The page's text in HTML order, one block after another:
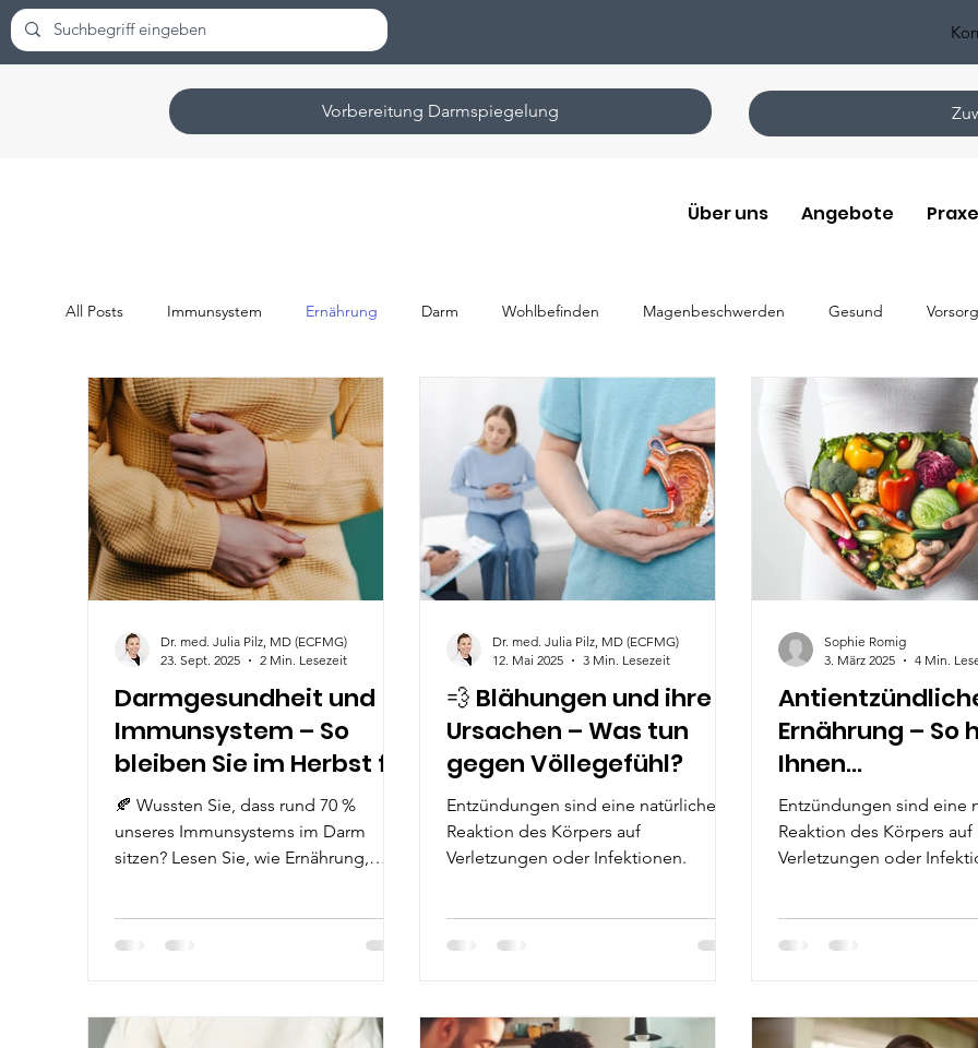
Über uns Angebote
Vorbereitung Darmspiegelung
All Posts Immunsystem Ernährung Darm Wohlbefinden Magenbeschwerden Gesund
Darmgesundheit und
Immunsystem – So
bleiben Sie im Herbst fit
🍂 Wussten Sie, dass rund 70 %
unseres Immunsystems im Darm
sitzen? Lesen Sie, wie Ernährung,
Dr. med. Julia Pilz, MD (ECFMG)
23. Sept. 2025
2 Min. Lesezeit
💨 Blähungen und ihre
Ursachen – Was tun
gegen Völlegefühl?
Entzündungen sind eine natürliche
Reaktion des Körpers auf
Verletzungen oder Infektionen.
Dr. med. Julia Pilz, MD (ECFMG)
12. Mai 2025
3 Min. Lesezeit
Ernährung – So
Ihnen
e Lebensmittel
Entzündungen sind eine
Reaktion des Körpers auf
Verletzungen oder
Sophie Romig
3. März 2025
4 Min.